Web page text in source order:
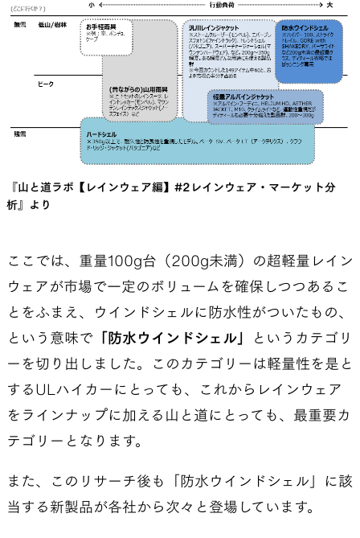
『山と道ラボ【レインウェア編】#2レインウェア・マーケット分
析』より
ここでは、重量100g台（200g未満）の超軽量レイン
ウェアが市場で一定のボリュームを確保しつつあるこ
とをふまえ、ウインドシェルに防水性がついたもの、
という意味で 「防水ウインドシェル」
というカテゴリ
ーを切り出しました。このカテゴリーは軽量性を是と
するULハイカーにとっても、これからレインウェア
をラインナップに加える山と道にとっても、最重要カ
テゴリーとなります。
また、このリサーチ後も「防水ウインドシェル」に該
当する新製品が各社から次々と登場しています。